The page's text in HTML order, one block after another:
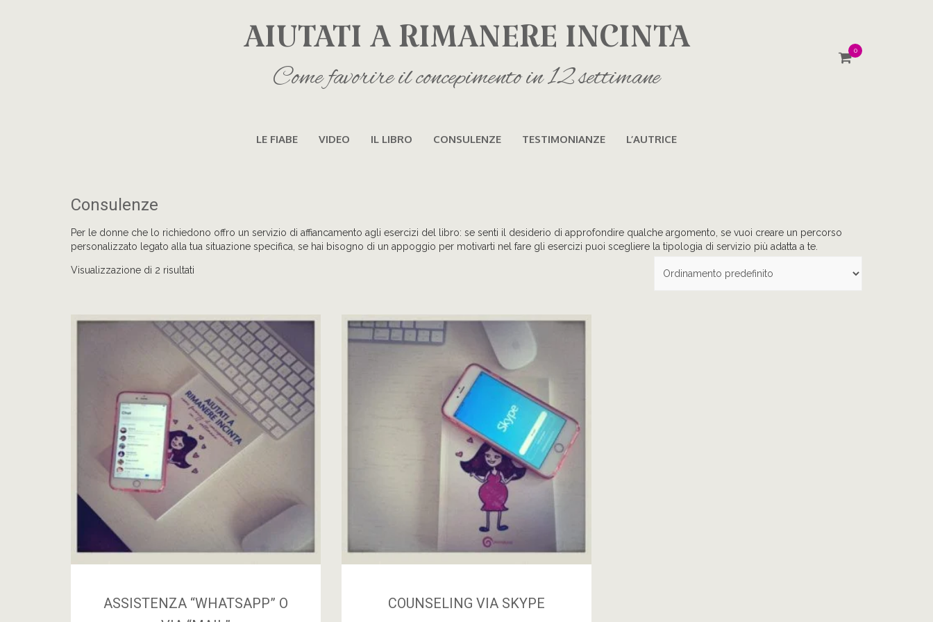
AIUTATI A RIMANERE INCINTA
Come favorire il concepimento in 12 settimane
0
LE FIABE VIDEO IL LIBRO CONSULENZE TESTIMONIANZE L’AUTRICE
Consulenze
Per le donne che lo richiedono offro un servizio di affiancamento agli esercizi del libro: se senti il desiderio di approfondire qualche argomento, se vuoi creare un percorso
personalizzato legato alla tua situazione specifica, se hai bisogno di un appoggio per motivarti nel fare gli esercizi puoi scegliere la tipologia di servizio più adatta a te.
Visualizzazione di 2 risultati
ASSISTENZA “WHATSAPP” O
COUNSELING VIA SKYPE